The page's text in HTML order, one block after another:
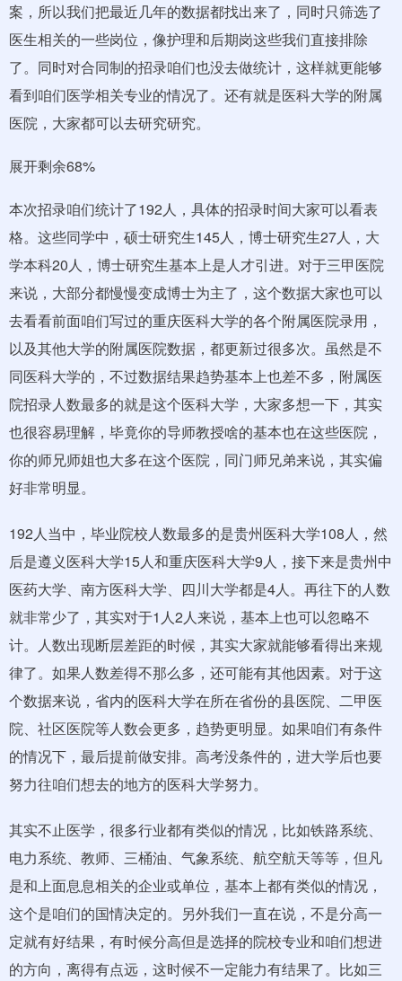
案，所以我们把最近几年的数据都找出来了，同时只筛选了
医生相关的一些岗位，像护理和后期岗这些我们直接排除
了。同时对合同制的招录咱们也没去做统计，这样就更能够
看到咱们医学相关专业的情况了。还有就是医科大学的附属
医院，大家都可以去研究研究。
展开剩余68%
本次招录咱们统计了192人，具体的招录时间大家可以看表
格。这些同学中，硕士研究生145人，博士研究生27人，大
学本科20人，博士研究生基本上是人才引进。对于三甲医院
来说，大部分都慢慢变成博士为主了，这个数据大家也可以
去看看前面咱们写过的重庆医科大学的各个附属医院录用，
以及其他大学的附属医院数据，都更新过很多次。虽然是不
同医科大学的，不过数据结果趋势基本上也差不多，附属医
院招录人数最多的就是这个医科大学，大家多想一下，其实
也很容易理解，毕竟你的导师教授啥的基本也在这些医院，
你的师兄师姐也大多在这个医院，同门师兄弟来说，其实偏
好非常明显。
192人当中，毕业院校人数最多的是贵州医科大学108人，然
后是遵义医科大学15人和重庆医科大学9人，接下来是贵州中
医药大学、南方医科大学、四川大学都是4人。再往下的人数
就非常少了，其实对于1人2人来说，基本上也可以忽略不
计。人数出现断层差距的时候，其实大家就能够看得出来规
律了。如果人数差得不那么多，还可能有其他因素。对于这
个数据来说，省内的医科大学在所在省份的县医院、二甲医
院、社区医院等人数会更多，趋势更明显。如果咱们有条件
的情况下，最后提前做安排。高考没条件的，进大学后也要
努力往咱们想去的地方的医科大学努力。
其实不止医学，很多行业都有类似的情况，比如铁路系统、
电力系统、教师、三桶油、气象系统、航空航天等等，但凡
是和上面息息相关的企业或单位，基本上都有类似的情况，
这个是咱们的国情决定的。另外我们一直在说，不是分高一
定就有好结果，有时候分高但是选择的院校专业和咱们想进
的方向，离得有点远，这时候不一定能力有结果了。比如三